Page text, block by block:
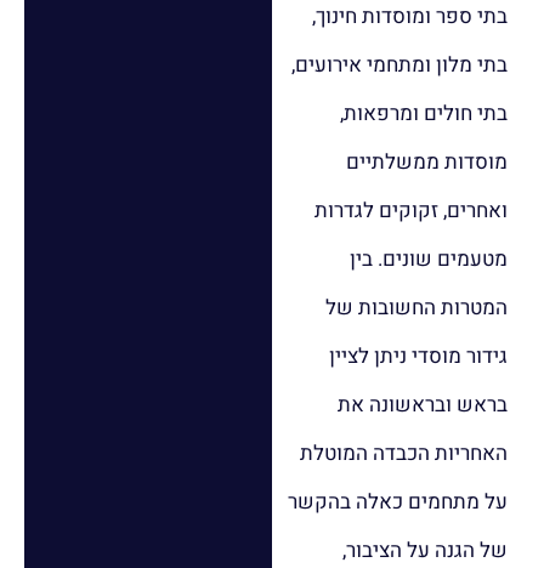
בתי ספר ומוסדות חינוך,
בתי מלון ומתחמי אירועים,
בתי חולים ומרפאות,
מוסדות ממשלתיים
ואחרים, זקוקים לגדרות
מטעמים שונים. בין
המטרות החשובות של
גידור מוסדי ניתן לציין
בראש ובראשונה את
האחריות הכבדה המוטלת
על מתחמים כאלה בהקשר
של הגנה על הציבור,